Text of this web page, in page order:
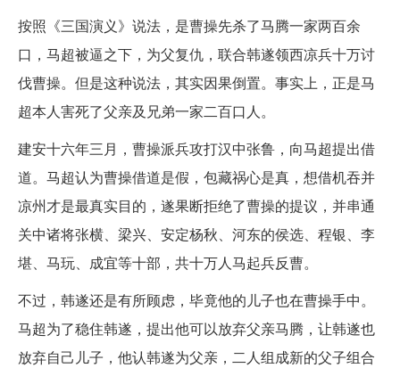
按照《三国演义》说法，是曹操先杀了马腾一家两百余
口，马超被逼之下，为父复仇，联合韩遂领西凉兵十万讨
伐曹操。但是这种说法，其实因果倒置。事实上，正是马
超本人害死了父亲及兄弟一家二百口人。
建安十六年三月，曹操派兵攻打汉中张鲁，向马超提出借
道。马超认为曹操借道是假，包藏祸心是真，想借机吞并
凉州才是最真实目的，遂果断拒绝了曹操的提议，并串通
关中诸将张横、梁兴、安定杨秋、河东的侯选、程银、李
堪、马玩、成宜等十部，共十万人马起兵反曹。
不过，韩遂还是有所顾虑，毕竟他的儿子也在曹操手中。
马超为了稳住韩遂，提出他可以放弃父亲马腾，让韩遂也
放弃自己儿子，他认韩遂为父亲，二人组成新的父子组合